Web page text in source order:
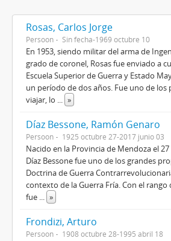
Rosas, Carlos Jorge
Persoon Sin fecha-1969 octubre 10
En 1953, siendo militar del arma de
grado de coronel, Rosas fue enviado a
Escuela Superior de Guerra y Estado
un período de dos años. Fue uno de los
viajar, lo ... »
Díaz Bessone, Ramón Genaro
Persoon 1925 octubre 27-2017 junio 03
Nacido en la Provincia de Mendoza el
Díaz Bessone fue uno de los grandes
Doctrina de Guerra
contexto de la Guerra Fría. Con el rango
fue ... »
Frondizi, Arturo
Persoon 1908 octubre 28-1995 abril 18